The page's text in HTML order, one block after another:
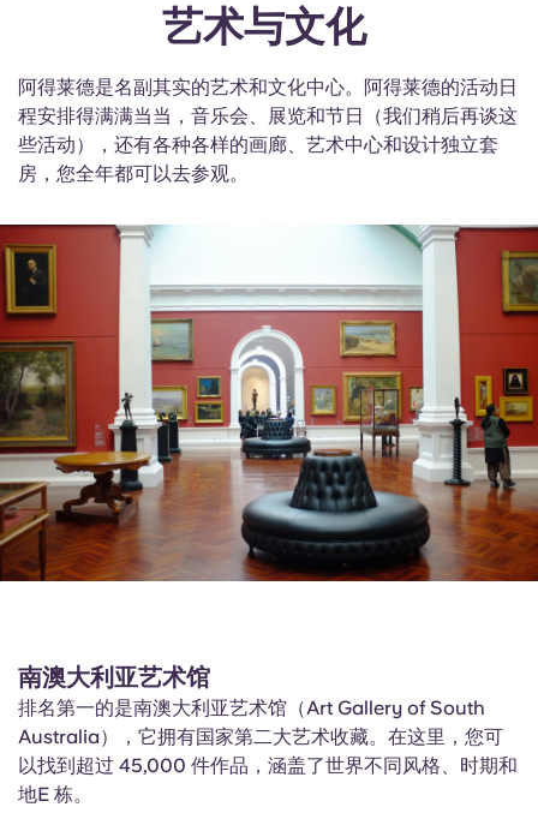
艺术与文化
阿得莱德是名副其实的艺术和文化中心。阿得莱德的活动日
程安排得满满当当，音乐会、展览和节日（我们稍后再谈这
些活动），还有各种各样的画廊、艺术中心和设计独立套
房，您全年都可以去参观。
南澳大利亚艺术馆
排名第一的是南澳大利亚艺术馆（Art Gallery of South
Australia），它拥有国家第二大艺术收藏。在这里，您可
以找到超过 45,000 件作品，涵盖了世界不同风格、时期和
地E 栋。